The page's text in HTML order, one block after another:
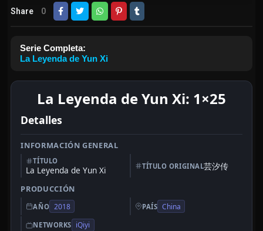
Share 0
Serie Completa:
La Leyenda de Yun Xi
La Leyenda de Yun Xi: 1×25
Detalles
INFORMACIÓN GENERAL
TÍTULO
La Leyenda de Yun Xi TÍTULO ORIGINAL芸汐传
PRODUCCIÓN
AÑO 2018 PAÍS China
NETWORKS iQiyi